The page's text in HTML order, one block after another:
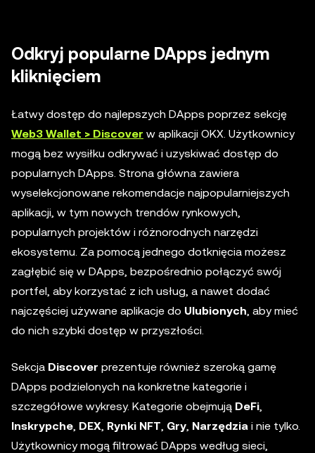
Odkryj popularne DApps jednym
kliknięciem
Łatwy dostęp do najlepszych DApps poprzez sekcję
Web3 Wallet > Discover w aplikacji OKX. Użytkownicy
mogą bez wysiłku odkrywać i uzyskiwać dostęp do
popularnych DApps. Strona główna zawiera
wyselekcjonowane rekomendacje najpopularniejszych
aplikacji, w tym nowych trendów rynkowych,
popularnych projektów i różnorodnych narzędzi
ekosystemu. Za pomocą jednego dotknięcia możesz
zagłębić się w DApps, bezpośrednio połączyć swój
portfel, aby korzystać z ich usług, a nawet dodać
najczęściej używane aplikacje do Ulubionych, aby mieć
do nich szybki dostęp w przyszłości.
Sekcja Discover prezentuje również szeroką gamę
DApps podzielonych na konkretne kategorie i
szczegółowe wykresy. Kategorie obejmują DeFi,
Inskrypche, DEX, Rynki NFT, Gry, Narzędzia i nie tylko.
Użytkownicy mogą filtrować DApps według sieci,